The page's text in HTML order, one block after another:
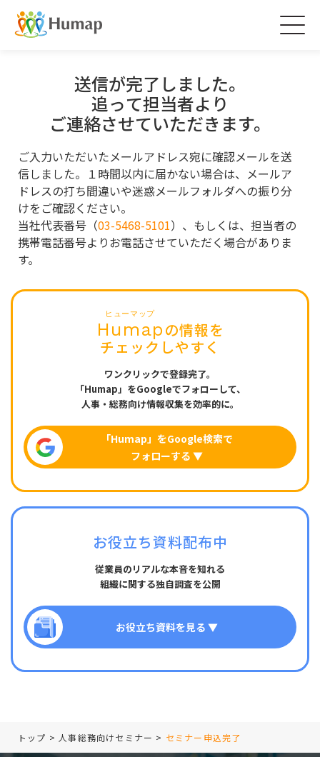
送信が完了しました。
追って担当者より
ご連絡させていただきます。
ご入力いただいたメールアドレス宛に確認メールを送
信しました。１時間以内に届かない場合は、メールア
ドレスの打ち間違いや迷惑メールフォルダへの振り分
けをご確認ください。
当社代表番号（03-5468-5101）、もしくは、担当者の
携帯電話番号よりお電話させていただく場合がありま
す。
Humap
ヒューマップ
の情報を
チェックしやすく
ワンクリックで登録完了。
「Humap」をGoogleでフォローして、
人事・総務向け情報収集を効率的に。
「Humap」をGoogle検索で
フォローする ▼
お役立ち資料配布中
従業員のリアルな本音を知れる
組織に関する独自調査を公開
お役立ち資料を見る ▼
トップ > 人事総務向けセミナー > セミナー申込完了